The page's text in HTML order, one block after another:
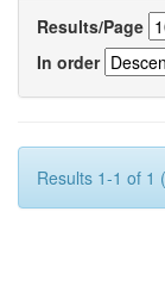
Results/Page
In order
Results 1-1 of 1